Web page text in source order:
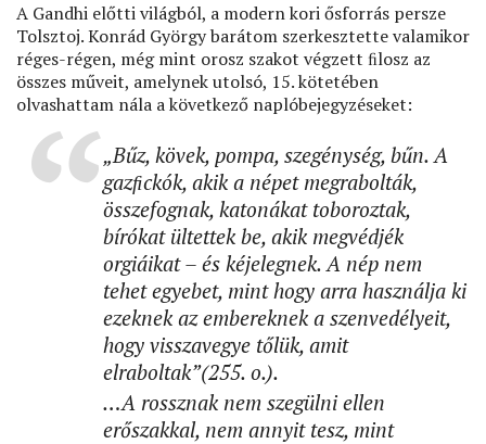
A Gandhi előtti világból, a modern kori ősforrás persze
Tolsztoj. Konrád György barátom szerkesztette valamikor
réges-régen, még mint orosz szakot végzett ﬁlosz az
összes műveit, amelynek utolsó, 15. kötetében
olvashattam nála a következő naplóbejegyzéseket:
„Bűz, kövek, pompa, szegénység, bűn. A
gazﬁckók, akik a népet megrabolták,
összefognak, katonákat toboroztak,
bírókat ültettek be, akik megvédjék
orgiáikat – és kéjelegnek. A nép nem
tehet egyebet, mint hogy arra használja ki
ezeknek az embereknek a szenvedélyeit,
hogy visszavegye tőlük, amit
elraboltak”(255. o.).
…A rossznak nem szegülni ellen
erőszakkal, nem annyit tesz, mint